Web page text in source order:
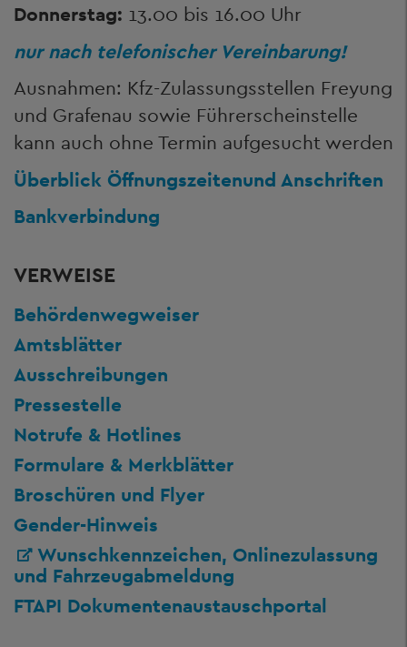
Donnerstag: 13.00 bis 16.00 Uhr
nur nach telefonischer Vereinbarung!
Ausnahmen: Kfz-Zulassungsstellen Freyung
und Grafenau sowie Führerscheinstelle
kann auch ohne Termin aufgesucht werden
Überblick Öffnungszeitenund Anschriften
Bankverbindung
VERWEISE
Behördenwegweiser
Amtsblätter
Ausschreibungen
Pressestelle
Notrufe & Hotlines
Formulare & Merkblätter
Broschüren und Flyer
Gender-Hinweis
Wunschkennzeichen, Onlinezulassung
und Fahrzeugabmeldung
FTAPI Dokumentenaustauschportal